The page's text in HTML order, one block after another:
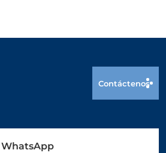
Contáctenos